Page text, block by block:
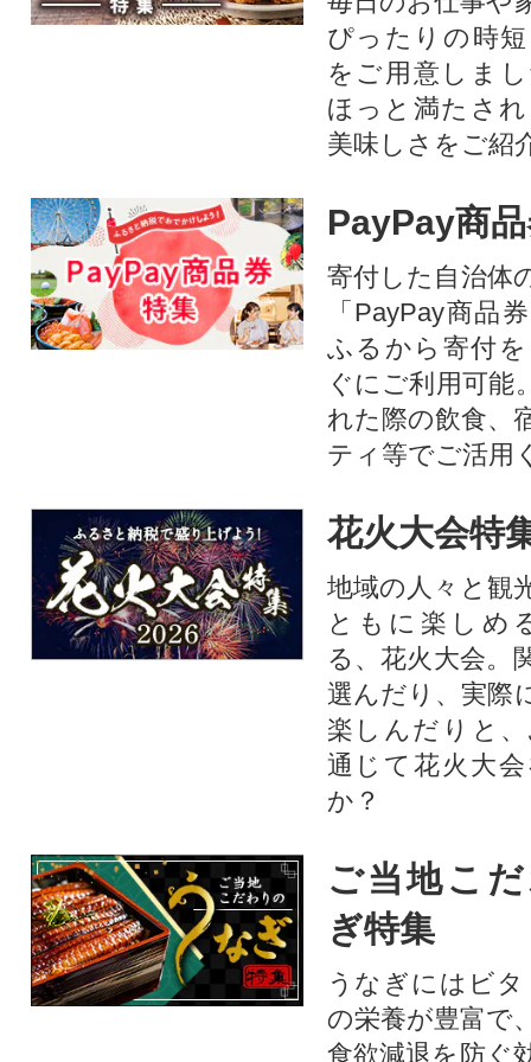
ぴったりの時
をご用意しま
ほっと満たさ
美味しさをご紹
PayPay商
寄付した自治体
「PayPay商品
ふるから寄付
ぐにご利用可能
れた際の飲食、
ティ等でご活用
花火大会特
地域の人々と観
ともに楽しめ
る、花火大会。
選んだり、実際
楽しんだりと
通じて花火大
か？​
ご当地こ
ぎ特集
うなぎにはビ
の栄養が豊富で
食欲減退を防ぐ